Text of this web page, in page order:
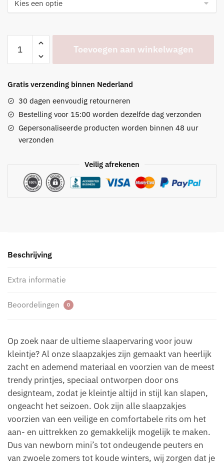
Sea
-
aantal
Toevoegen aan winkelwagen
Gratis verzending binnen Nederland
30 dagen eenvoudig retourneren
Bestelling voor 15:00 worden dezelfde dag verzonden
Gepersonaliseerde producten worden binnen 48 uur
verzonden
Veilig afrekenen
Beschrijving
Extra informatie
Beoordelingen 0
Op zoek naar de ultieme slaapervaring voor jouw
kleintje? Al onze slaapzakjes zijn gemaakt van heerlijk
zacht en ademend materiaal en voorzien van de meest
trendy printjes, speciaal ontworpen door ons
designteam, zodat je kleintje altijd in stijl kan slapen,
ongeacht het seizoen. Ook zijn alle slaapzakjes
voorzien van een veilige en comfortabele rits om het
aan- en uittrekken zo gemakkelijk mogelijk te maken.
Dus van newborn mini’s tot ondeugende peuters en
van zwoele zomers tot koude winters, wij zorgen dat je